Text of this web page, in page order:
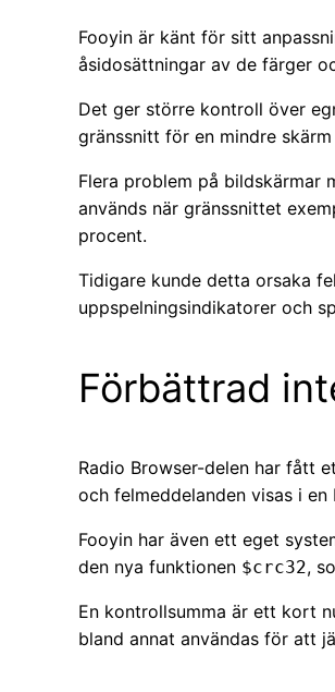
Fooyin är känt för sitt
åsidosättningar av de färger
Det ger större kontroll över
gränssnitt för en mindre
Flera problem på bildskärmar
används när gränssnittet
procent.
Tidigare kunde detta orsaka
uppspelningsindikatorer och
Förbättrad
Radio Browser-delen har fått
och felmeddelanden visas i en
Fooyin har även ett eget
den nya funktionen $crc32,
En kontrollsumma är ett kort
bland annat användas för att